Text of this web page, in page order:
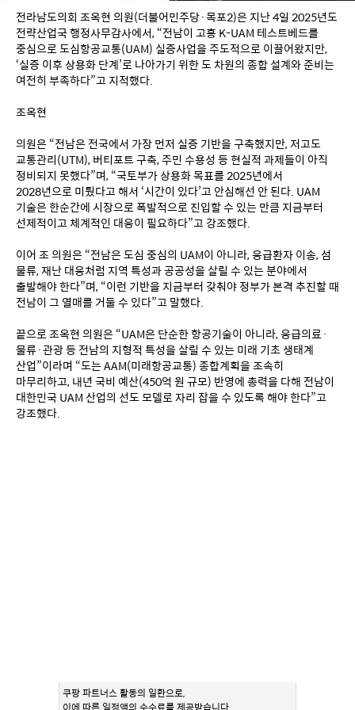
전라남도의회 조옥현 의원(더불어민주당·목포2)은 지난 4일 2025년도
전략산업국 행정사무감사에서, “전남이 고흥 K-UAM 테스트베드를
중심으로 도심항공교통(UAM) 실증사업을 주도적으로 이끌어왔지만,
‘실증 이후 상용화 단계’로 나아가기 위한 도 차원의 종합 설계와 준비는
여전히 부족하다”고 지적했다.
조옥현
의원은 “전남은 전국에서 가장 먼저 실증 기반을 구축했지만, 저고도
교통관리(UTM), 버티포트 구축, 주민 수용성 등 현실적 과제들이 아직
정비되지 못했다”며, “국토부가 상용화 목표를 2025년에서
2028년으로 미뤘다고 해서 ‘시간이 있다’고 안심해선 안 된다. UAM
기술은 한순간에 시장으로 폭발적으로 진입할 수 있는 만큼 지금부터
선제적이고 체계적인 대응이 필요하다”고 강조했다.
이어 조 의원은 “전남은 도심 중심의 UAM이 아니라, 응급환자 이송, 섬
물류, 재난 대응처럼 지역 특성과 공공성을 살릴 수 있는 분야에서
출발해야 한다”며, “이런 기반을 지금부터 갖춰야 정부가 본격 추진할 때
전남이 그 열매를 거둘 수 있다”고 말했다.
끝으로 조옥현 의원은 “UAM은 단순한 항공기술이 아니라, 응급의료·
물류·관광 등 전남의 지형적 특성을 살릴 수 있는 미래 기초 생태계
산업”이라며 “도는 AAM(미래항공교통) 종합계획을 조속히
마무리하고, 내년 국비 예산(450억 원 규모) 반영에 총력을 다해 전남이
대한민국 UAM 산업의 선도 모델로 자리 잡을 수 있도록 해야 한다”고
강조했다.
쿠팡 파트너스 활동의 일환으로,
이에 따른 일정액의 수수료를 제공받습니다.